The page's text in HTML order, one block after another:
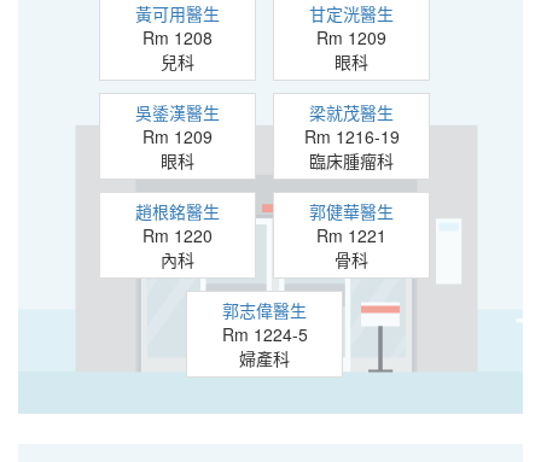
黃可用醫生
Rm 1208
兒科
甘定洸醫生
Rm 1209
眼科
吳鋈漢醫生
Rm 1209
眼科
梁就茂醫生
Rm 1216-19
臨床腫瘤科
趙根銘醫生
Rm 1220
內科
郭健華醫生
Rm 1221
骨科
郭志偉醫生
Rm 1224-5
婦產科